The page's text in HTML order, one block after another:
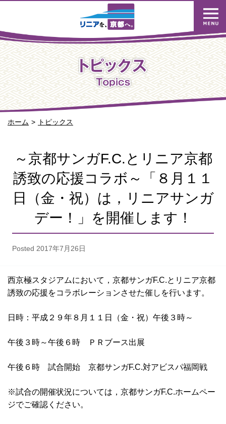
ホーム トピックス
～京都サンガF.C.とリニア京都
誘致の応援コラボ～「８月１１
日（金・祝）は，リニアサンガ
デー！」を開催します！
Posted 2017年7月26日
西京極スタジアムにおいて，京都サンガF.C.とリニア京都
誘致の応援をコラボレーションさせた催しを行います。
日時：平成２９年８月１１日（金・祝）午後３時～
午後３時～午後６時 ＰＲブース出展
午後６時 試合開始 京都サンガF.C.対アビスパ福岡戦
※試合の開催状況については，京都サンガF.C.ホームペー
ジでご確認ください。